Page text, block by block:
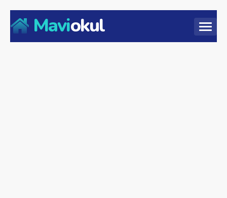
Maviokul